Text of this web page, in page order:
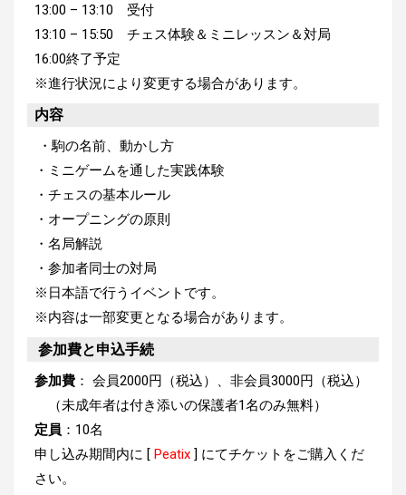
13:00 – 13:10 受付
13:10 – 15:50 チェス体験＆ミニレッスン＆対局
16:00終了予定
※進行状況により変更する場合があります。
内容
・駒の名前、動かし方
・ミニゲームを通した実践体験
・チェスの基本ルール
・オープニングの原則
・名局解説
・参加者同士の対局
※日本語で行うイベントです。
※内容は一部変更となる場合があります。
参加費と申込手続
参加費： 会員2000円（税込）、非会員3000円（税込）
（未成年者は付き添いの保護者1名のみ無料）
定員 ：10名
申し込み期間内に [ Peatix] にてチケットをご購入くだ
さい。